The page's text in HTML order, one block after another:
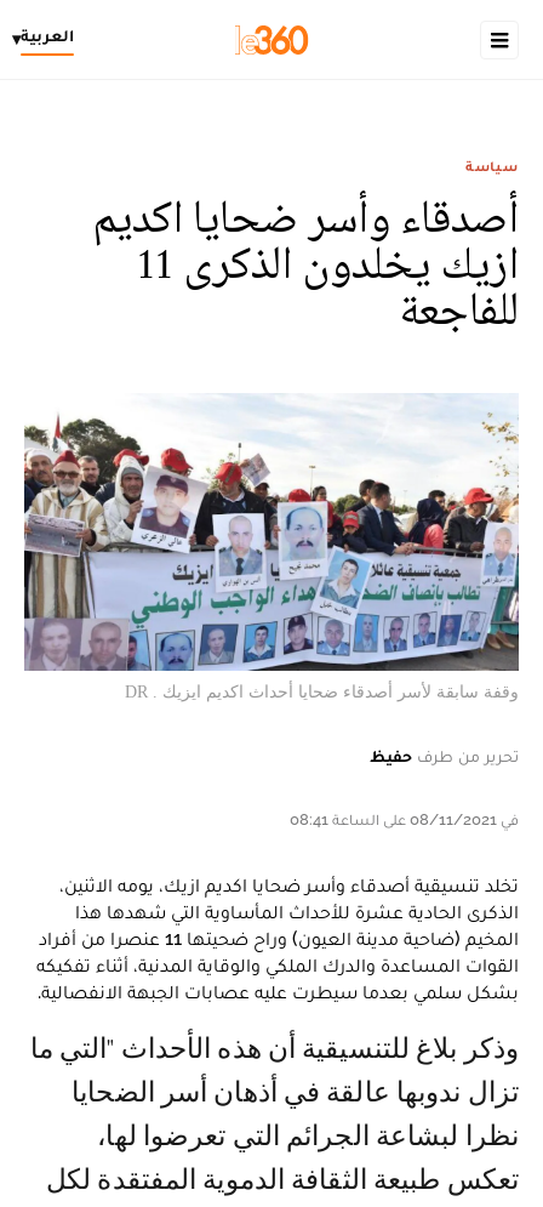
العربية▾
سياسة
أصدقاء وأسر ضحايا اكديم
ازيك يخلدون الذكرى 11
للفاجعة
وقفة سابقة لأسر أصدقاء ضحايا أحداث اكديم ايزيك . DR
تحرير من طرف حفيظ
في 08/11/2021 على الساعة 08:41
تخلد تنسيقية أصدقاء وأسر ضحايا اكديم ازيك، يومه الاثنين،
الذكرى الحادية عشرة للأحداث المأساوية التي شهدها هذا
المخيم (ضاحية مدينة العيون) وراح ضحيتها 11 عنصرا من أفراد
القوات المساعدة والدرك الملكي والوقاية المدنية، أثناء تفكيكه
بشكل سلمي بعدما سيطرت عليه عصابات الجبهة الانفصالية.
وذكر بلاغ للتنسيقية أن هذه الأحداث "التي ما
تزال ندوبها عالقة في أذهان أسر الضحايا
نظرا لبشاعة الجرائم التي تعرضوا لها،
تعكس طبيعة الثقافة الدموية المفتقدة لكل